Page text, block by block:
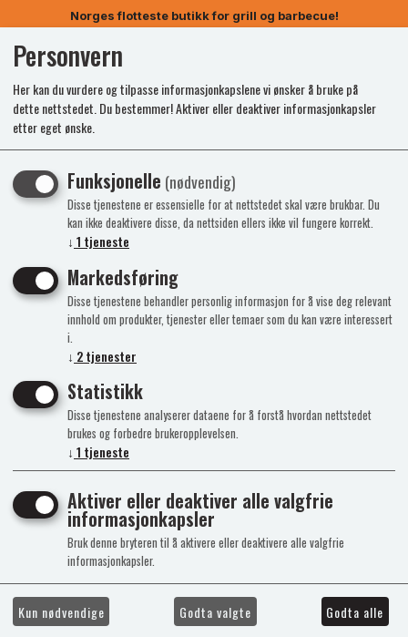
Norges flotteste butikk for grill og barbecue!
Personvern
Her kan du vurdere og tilpasse informasjonkapslene vi ønsker å bruke på
dette nettstedet. Du bestemmer! Aktiver eller deaktiver informasjonkapsler
etter eget ønske.
Funksjonelle (nødvendig)
Disse tjenestene er essensielle for at nettstedet skal være brukbar. Du
kan ikke deaktivere disse, da nettsiden ellers ikke vil fungere korrekt.
↓ 1 tjeneste
Markedsføring
Disse tjenestene behandler personlig informasjon for å vise deg relevant
innhold om produkter, tjenester eller temaer som du kan være interessert
i.
↓ 2tjenester
Statistikk
Disse tjenestene analyserer dataene for å forstå hvordan nettstedet
brukes og forbedre brukeropplevelsen.
↓ 1 tjeneste
Aktiver eller deaktiver alle valgfrie
informasjonkapsler
Bruk denne bryteren til å aktivere eller deaktivere alle valgfrie
informasjonkapsler.
Kun nødvendige Godta valgte Godta alle